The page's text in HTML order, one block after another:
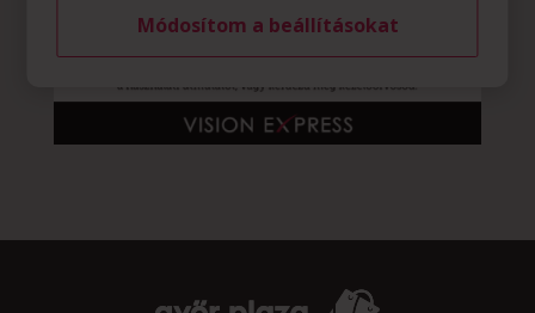
Módosítom a beállításokat